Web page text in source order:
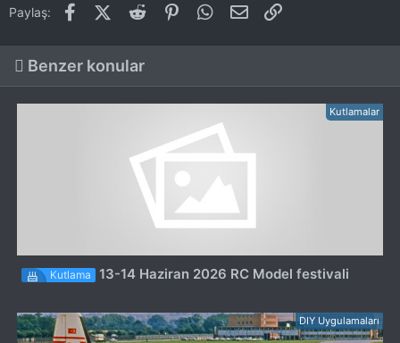
Paylaş: FacebookX (Twitter)
Reddit PinterestWhatsApp
E-posta
Benzer konular
Kutlamalar
Kutlama 13-14 Haziran 2026 RC Model festivali
DIY Uygulamaları